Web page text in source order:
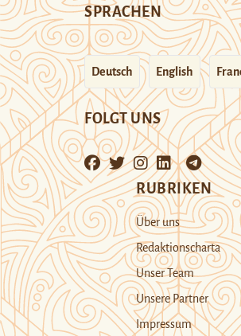
SPRACHEN
Deutsch English
FOLGT UNS
RUBRIKEN
Über uns
Redaktionscharta
Unser Team
Unsere Partner
Impressum